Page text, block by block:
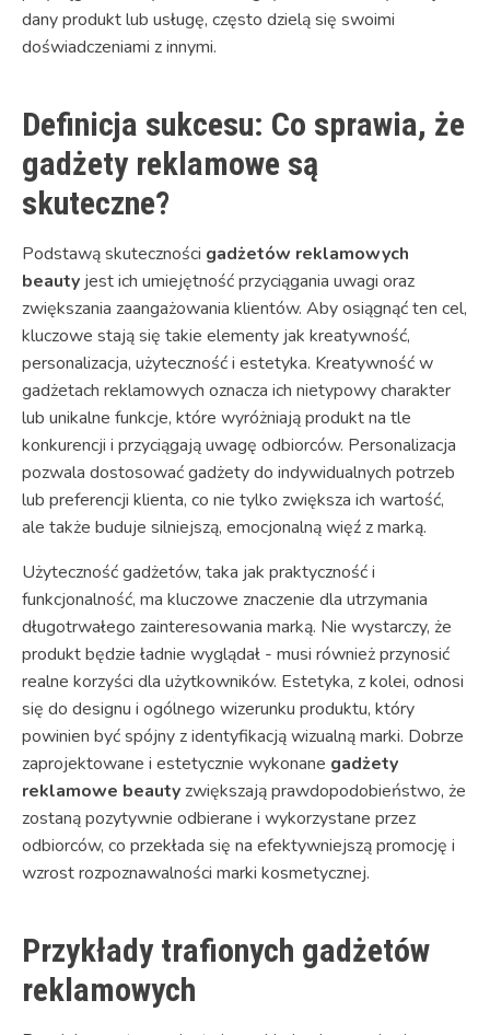
dany produkt lub usługę, często dzielą się swoimi
doświadczeniami z innymi.
Definicja sukcesu: Co sprawia, że
gadżety reklamowe są
skuteczne?
Podstawą skuteczności gadżetów reklamowych
beauty jest ich umiejętność przyciągania uwagi oraz
zwiększania zaangażowania klientów. Aby osiągnąć ten cel,
kluczowe stają się takie elementy jak kreatywność,
personalizacja, użyteczność i estetyka. Kreatywność w
gadżetach reklamowych oznacza ich nietypowy charakter
lub unikalne funkcje, które wyróżniają produkt na tle
konkurencji i przyciągają uwagę odbiorców. Personalizacja
pozwala dostosować gadżety do indywidualnych potrzeb
lub preferencji klienta, co nie tylko zwiększa ich wartość,
ale także buduje silniejszą, emocjonalną więź z marką.
Użyteczność gadżetów, taka jak praktyczność i
funkcjonalność, ma kluczowe znaczenie dla utrzymania
długotrwałego zainteresowania marką. Nie wystarczy, że
produkt będzie ładnie wyglądał - musi również przynosić
realne korzyści dla użytkowników. Estetyka, z kolei, odnosi
się do designu i ogólnego wizerunku produktu, który
powinien być spójny z identyfikacją wizualną marki. Dobrze
zaprojektowane i estetycznie wykonane gadżety
reklamowe beautyzwiększają prawdopodobieństwo, że
zostaną pozytywnie odbierane i wykorzystane przez
odbiorców, co przekłada się na efektywniejszą promocję i
wzrost rozpoznawalności marki kosmetycznej.
Przykłady trafionych gadżetów
reklamowych